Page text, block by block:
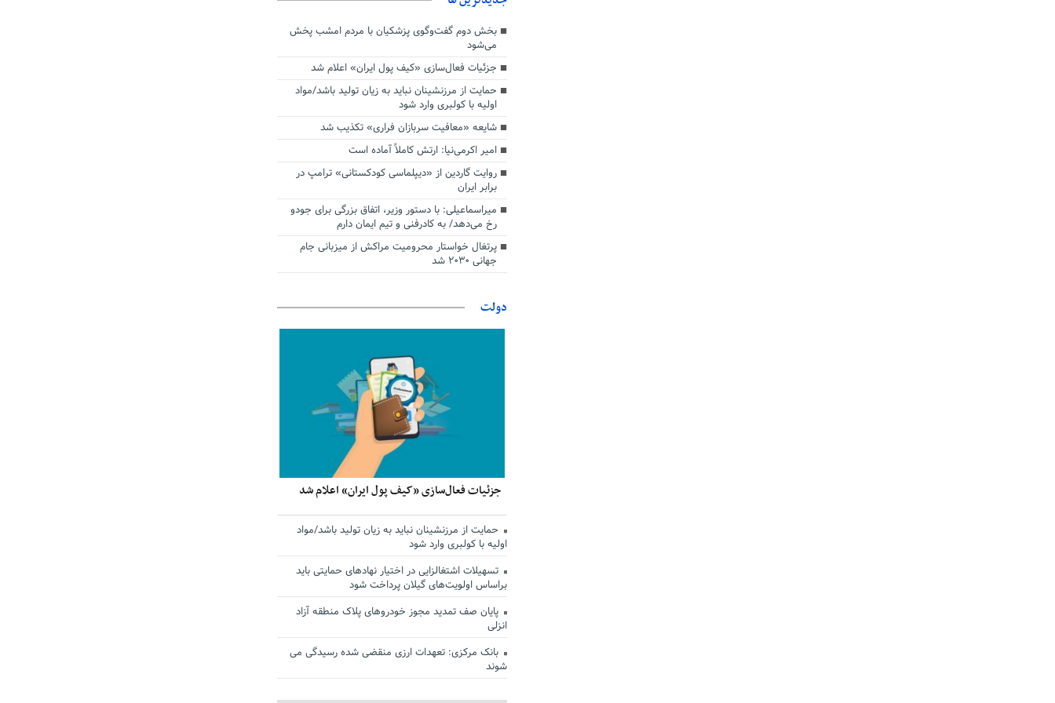
بخش دوم گفت‌وگوی پزشکیان با مردم امشب پخش
می‌شود
جزئیات فعال‌سازی «کیف پول ایران» اعلام شد
حمایت از مرزنشینان نباید به زیان تولید باشد/مواد
اولیه با کولبری وارد شود
شایعه «معافیت سربازان فراری» تکذیب شد
امیر اکرمی‌نیا: ارتش کاملاً آماده است
روایت گاردین از «دیپلماسی کودکستانی» ترامپ در
برابر ایران
میراسماعیلی: با دستور وزیر، اتفاق بزرگی برای جودو
رخ می‌دهد/ به کادرفنی و تیم ایمان دارم
پرتغال خواستار محرومیت مراکش از میزبانی جام
جهانی ۲۰۳۰ شد
دولت
جزئیات فعال‌سازی «کیف پول ایران» اعلام شد
حمایت از مرزنشینان نباید به زیان تولید باشد/مواد
اولیه با کولبری وارد شود
تسهیلات اشتغالزایی در اختیار نهادهای حمایتی باید
براساس اولویت‌های گیلان پرداخت شود
پایان صف تمدید مجوز خودروهای پلاک منطقه آزاد
انزلی
بانک مرکزی: تعهدات ارزی منقضی شده رسیدگی می
شوند